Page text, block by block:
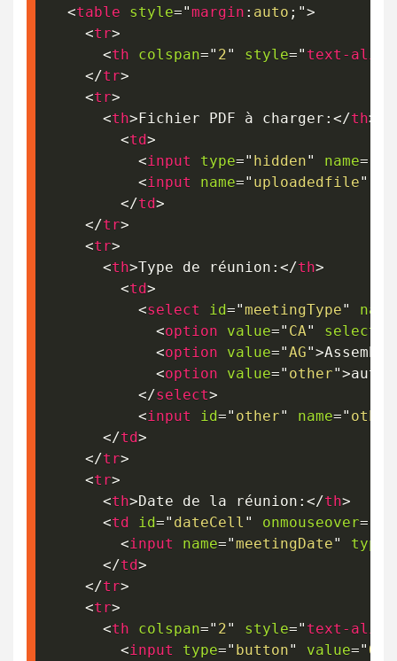
<table style="margin : auto ; ">
<tr>
<th colspan=" 2" style=" text-align
</tr>
<tr>
<th>Fichier PDF à charger: </th>
<td>
<input type=" hidden" name=
<input name=" uploadedfile"
</td>
</tr>
<tr>
<th>Type de réunion: </th>
<td>
<select id="meetingType" name
<option value=" CA" selected
<option value="AG">
<option value=" other">autre
</select>
<input id=" other" name=" other
</td>
</tr>
<tr>
<th>Date de la réunion: </th>
<td id=" dateCell " onmouseover=
<input name="meetingDate" type
</td>
</tr>
<tr>
<th colspan=" 2" style=" text-align
<input type=" button" value=" OK